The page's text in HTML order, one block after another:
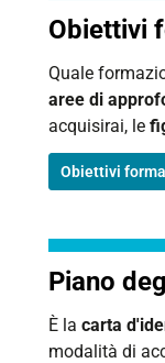
Obiettivi
Quale
aree di
acquisirai, le
Obiettivi
Piano
È la carta
modalità di